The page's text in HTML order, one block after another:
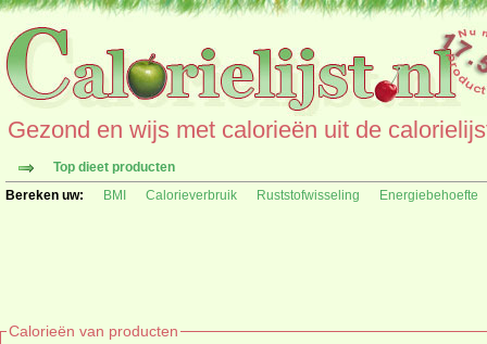
Gezond en wijs met calorieën uit de
Top dieet producten
Bereken uw:
BMI Calorieverbruik Ruststofwisseling Energiebehoefte
Calorieën van producten